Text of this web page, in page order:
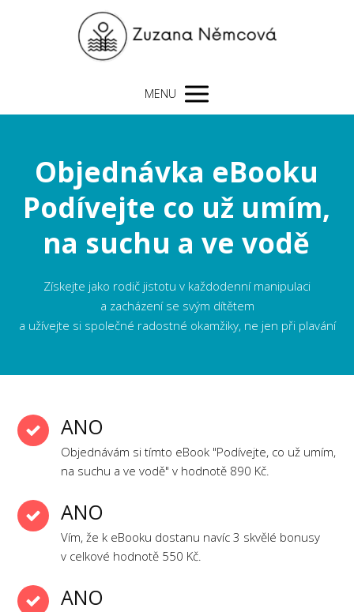
MENU
Objednávka eBooku
Podívejte co už umím,
na suchu a ve vodě
Získejte jako rodič jistotu v každodenní manipulaci
a zacházení se svým dítětem
a užívejte si společné radostné okamžiky, ne jen při plavání
ANO
Objednávám si tímto eBook "Podívejte, co už umím,
na suchu a ve vodě" v hodnotě 890 Kč.
ANO
Vím, že k eBooku dostanu navíc 3 skvělé bonusy
v celkové hodnotě 550 Kč.
ANO